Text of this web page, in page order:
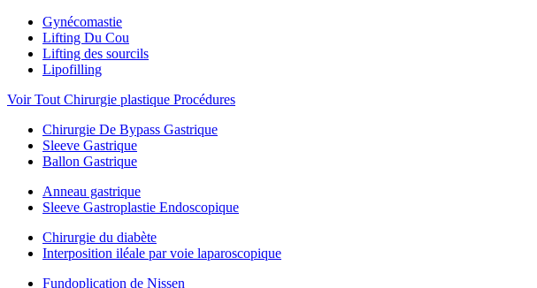
Gynécomastie
Lifting Du Cou
Lifting des sourcils
Lipofilling
Voir Tout Chirurgie plastique Procédures
Chirurgie De Bypass Gastrique
Sleeve Gastrique
Ballon Gastrique
Anneau gastrique
Sleeve Gastroplastie Endoscopique
Chirurgie du diabète
Interposition iléale par voie laparoscopique
Fundoplication de Nissen